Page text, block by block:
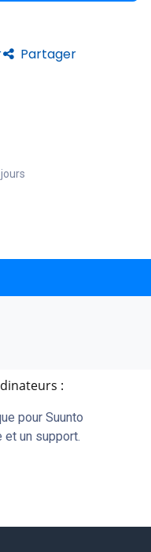
Partager
:
pour Suunto
et un support.